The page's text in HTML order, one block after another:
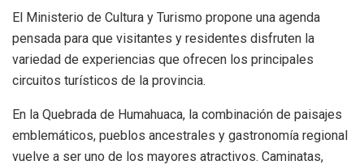
El Ministerio de Cultura y Turismo propone una agenda
pensada para que visitantes y residentes disfruten la
variedad de experiencias que ofrecen los principales
circuitos turísticos de la provincia.
En la Quebrada de Humahuaca, la combinación de paisajes
emblemáticos, pueblos ancestrales y gastronomía regional
vuelve a ser uno de los mayores atractivos. Caminatas,